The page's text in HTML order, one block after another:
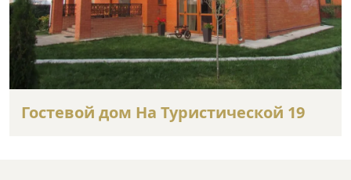
Гостевой дом На Туристической 19